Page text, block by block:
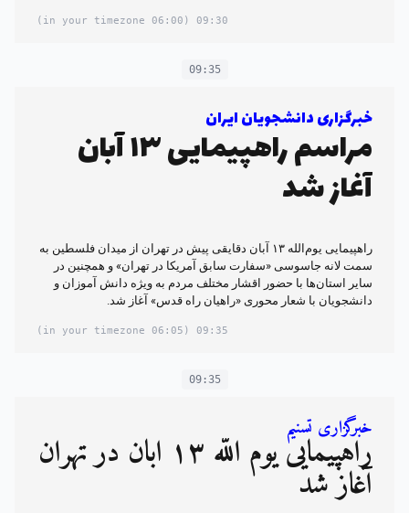
09:30
(06:00 in your timezone)
09:35
خبرگزاری دانشجویان ایران
مراسم راهپیمایی ۱۳ آبان
آغاز شد
راهپیمایی یوم‌الله ۱۳ آبان دقایقی پیش در تهران از میدان فلسطین به
سمت لانه جاسوسی «سفارت سابق آمریکا در تهران» و همچنین در
سایر استان‌ها با حضور اقشار مختلف مردم به ویژه دانش آموزان و
دانشجویان با شعار محوری «راهیان راه قدس» آغاز شد.
09:35
(06:05 in your timezone)
09:35
خبرگزاری تسنیم راهپیمایی یوم الله ۱۳ آبان در تهران
آغاز شد